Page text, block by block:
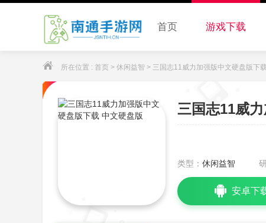
首页 游戏下载
所在位置 : 首页 > 休闲益智 > 三国志11威力加强版中文硬盘版下
三国志11威
类型： 休闲益智
安卓下